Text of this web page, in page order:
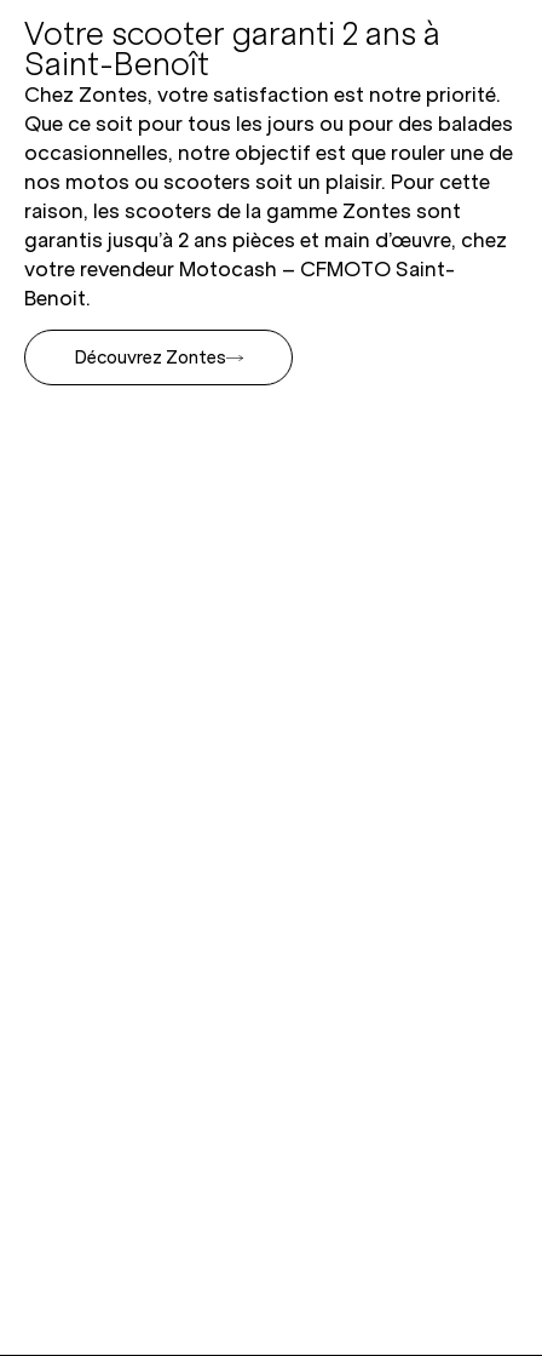
Votre scooter garanti 2 ans à
Saint-Benoît
Chez Zontes, votre satisfaction est notre priorité.
Que ce soit pour tous les jours ou pour des balades
occasionnelles, notre objectif est que rouler une de
nos motos ou scooters soit un plaisir. Pour cette
raison, les scooters de la gamme Zontes sont
garantis jusqu’à 2 ans pièces et main d’œuvre, chez
votre revendeur Motocash – CFMOTO Saint-
Benoit.
Découvrez Zontes